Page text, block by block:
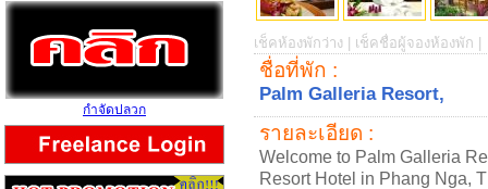
เช็คห้องพักว่าง | เช็คชื่อผู้จองห้องพัก |
ชื่อที่พัก :
Palm Galleria Resort,
รายละเอียด :
Welcome to Palm Galleria
Resort Hotel in Phang Nga,
กำจัดปลวก